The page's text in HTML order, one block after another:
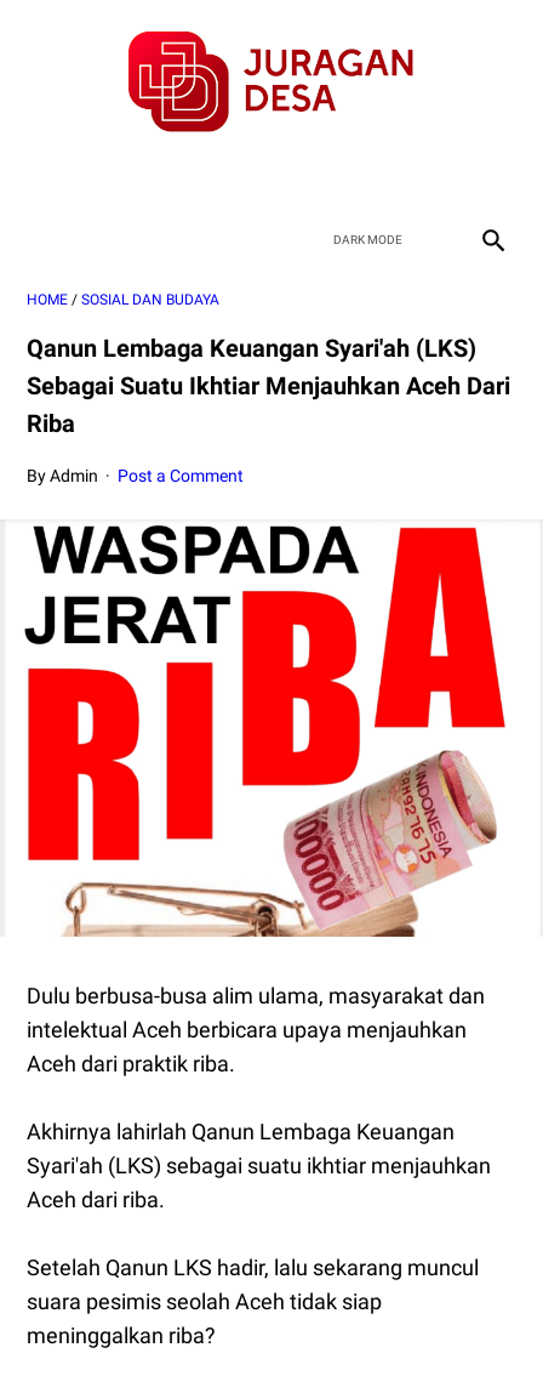
HOME / SOSIAL DAN BUDAYA
Qanun Lembaga Keuangan Syari'ah (LKS)
Sebagai Suatu Ikhtiar Menjauhkan Aceh Dari
Riba
By Admin Post a Comment
Dulu berbusa-busa alim ulama, masyarakat dan
intelektual Aceh berbicara upaya menjauhkan
Aceh dari praktik riba.
Akhirnya lahirlah Qanun Lembaga Keuangan
Syari'ah (LKS) sebagai suatu ikhtiar menjauhkan
Aceh dari riba.
Setelah Qanun LKS hadir, lalu sekarang muncul
suara pesimis seolah Aceh tidak siap
meninggalkan riba?